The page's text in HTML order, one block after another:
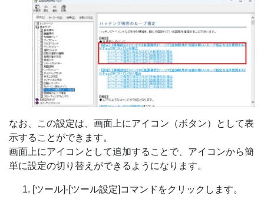
なお、この設定は、画面上にアイコン（ボタン）として表
示することができます。
画面上にアイコンとして追加することで、アイコンから簡
単に設定の切り替えができるようになります。
[ツール]-[ツール設定]コマンドをクリックします。